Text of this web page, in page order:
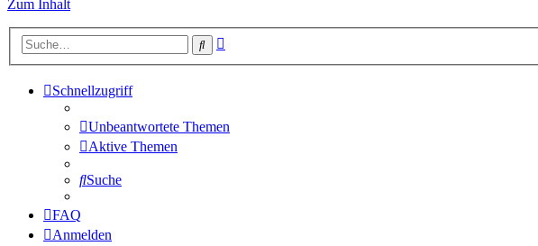
Zum Inhalt
Suche
Schnellzugriff
Unbeantwortete Themen
Aktive Themen
Suche
FAQ
Anmelden